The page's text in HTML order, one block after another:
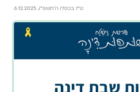
ט״ז בכסלו ה׳תשפ״ו, 6.12.2025